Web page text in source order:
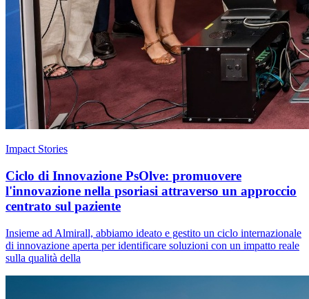
Impact Stories
Ciclo di Innovazione PsOlve: promuovere
l'innovazione nella psoriasi attraverso un approccio
centrato sul paziente
Insieme ad Almirall, abbiamo ideato e gestito un ciclo internazionale
di innovazione aperta per identificare soluzioni con un impatto reale
sulla qualità della